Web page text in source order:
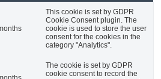
This cookie is set by GDPR
Cookie Consent plugin. The
cookie is used to store the user
consent for the cookies in the
category "Analytics".
The cookie is set by GDPR
cookie consent to record the